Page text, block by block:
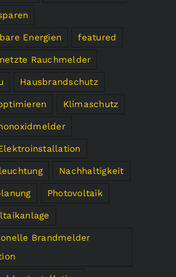
Energien featured
Rauchmelder
Hausbrandschutz
Klimaschutz
Nachhaltigkeit
Photovoltaik
Brandmelder